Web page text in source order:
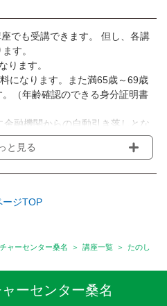
でも受講できます。 但し、各講
す。
ります。
になります。また満65歳～69歳
（年齢確認のできる身分証明書
融機関からの自動引き落しとな
異なる場合がありますのでご確認
別途傷害保険料も含まれており
などは別途要しますのでお問い合
,1回,臨時講座いろいろあります
と見る
ージTOP
ャーセンター桑名 講座一覧
たのし
ーセンター桑名